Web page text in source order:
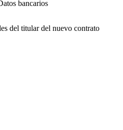
bancarios
del titular del nuevo contrato